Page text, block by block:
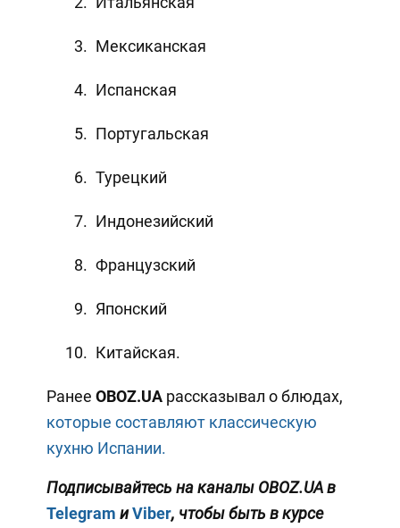
Мексиканская
Испанская
Португальская
Турецкий
Индонезийский
Французский
Японский
Китайская.
Ранее OBOZ.UA рассказывал о блюдах,
которые составляют классическую
кухню Испании.
Подписывайтесь на каналы OBOZ.UA в
Telegram иViber, чтобы быть в курсе